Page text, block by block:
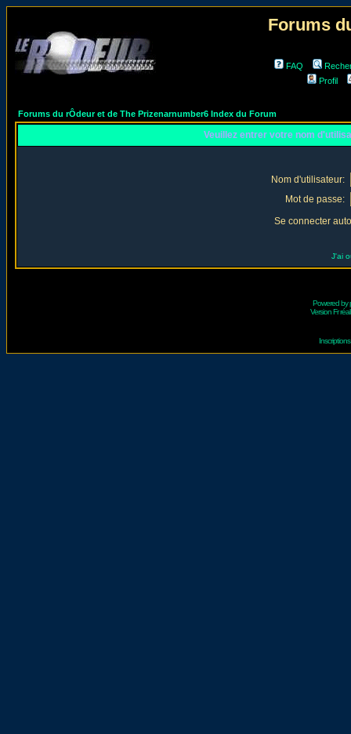
Forums
FAQ
Profil
Forums du rÔdeur et de The Prizenarnumber6 Index du Forum
Veuillez entrer votre nom
Nom d'utilisateur:
Mot de passe:
Se connecter
J'ai
Powered by
Version Fr